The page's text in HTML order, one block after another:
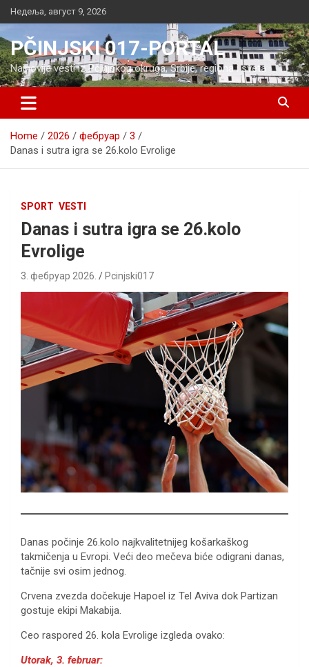
Skip
to
content
Недеља, август 9, 2026
PČINJSKI 017-PORTAL
Najnovije vesti iz Pčinjskog okruga, Srbije, regiona i sveta
Home 2026 фебруар
3
Danas i sutra igra se 26.kolo Evrolige
SPORT VESTI
Danas i sutra igra se 26.kolo
Evrolige
3. фебруар 2026. Pcinjski017
Danas počinje 26.kolo najkvalitetnijeg košarkaškog
takmičenja u Evropi. Veći deo mečeva biće odigrani danas,
tačnije svi osim jednog.
Crvena zvezda dočekuje Hapoel iz Tel Aviva dok Partizan
gostuje ekipi Makabija.
Ceo raspored 26. kola Evrolige izgleda ovako:
Utorak, 3. februar: